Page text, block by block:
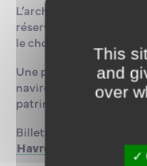
L’architecture de ce
réserve des surprises
le choix de ces
Une présentation du
navirothèque sont
patrimonial, avec
Billetterie :
Billetterie :
Havre – Billetweb
This
and
over